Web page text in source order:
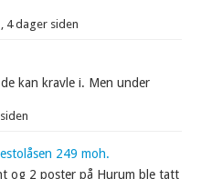
, 4 dager siden
kan kravle i. Men under
249 moh.
og 2 poster på Hurum ble tatt